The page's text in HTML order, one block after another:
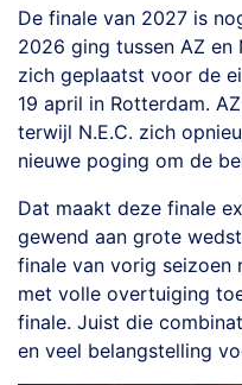
De finale van 2027 is
2026 ging tussen AZ en
zich geplaatst voor de
19 april in Rotterdam.
terwijl N.E.C. zich
nieuwe poging om de
Dat maakt deze finale
gewend aan grote
finale van vorig seizoen
met volle overtuiging
finale. Juist die
en veel belangstelling